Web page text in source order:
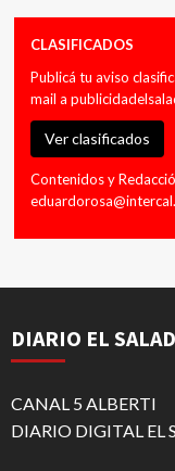
CLASIFICADOS
Publicá tu aviso
mail a
Ver clasificados
Contenidos y
DIARIO EL
CANAL 5 ALBERTI
DIARIO DIGITAL EL